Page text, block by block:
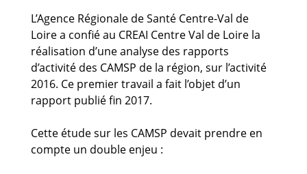
Actualités
ARSENE
L’Agence Régionale de Santé Centre-Val de
Loire a confié au CREAI Centre Val de Loire la
réalisation d’une analyse des rapports
d’activité des CAMSP de la région, sur l’activité
2016. Ce premier travail a fait l’objet d’un
rapport publié fin 2017.
Cette étude sur les CAMSP devait prendre en
compte un double enjeu :